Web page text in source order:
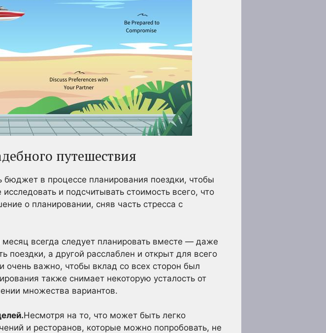
путешествия
бюджет в процессе планирования поездки, чтобы
и подсчитывать стоимость всего, что
о планировании, сняв часть стресса с
всегда следует планировать вместе — даже
поездки, а другой расслаблен и открыт для всего
очень важно, чтобы вклад со всех сторон был
также снимает некоторую усталость от
множества вариантов.
Несмотря на то, что может быть легко
и ресторанов, которые можно попробовать, не